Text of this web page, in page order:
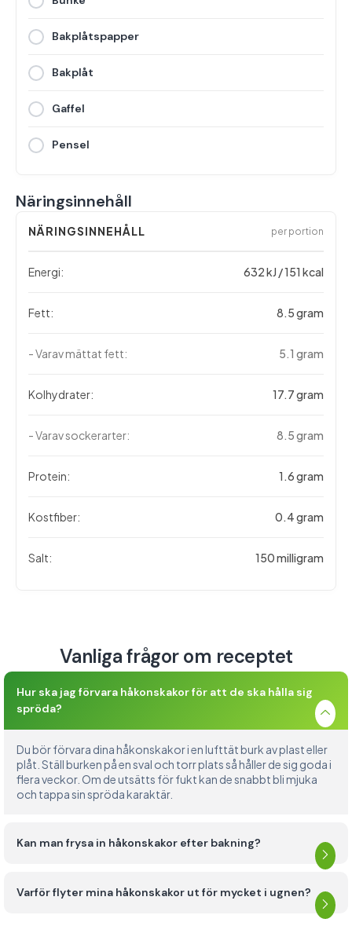
Bakplåtspapper
Bakplåt
Gaffel
Pensel
Näringsinnehåll
NÄRINGSINNEHÅLL per portion
Energi: 632 kJ / 151 kcal
Fett: 8.5 gram
- Varav mättat fett: 5.1 gram
Kolhydrater: 17.7 gram
- Varav sockerarter: 8.5 gram
Protein: 1.6 gram
Kostfiber: 0.4 gram
Salt: 150 milligram
Vanliga frågor om receptet
Hur ska jag förvara håkonskakor för att de ska hålla sig
spröda?
Du bör förvara dina håkonskakor i en lufttät burk av plast eller
plåt. Ställ burken på en sval och torr plats så håller de sig goda i
flera veckor. Om de utsätts för fukt kan de snabbt bli mjuka
och tappa sin spröda karaktär.
Kan man frysa in håkonskakor efter bakning?
Varför flyter mina håkonskakor ut för mycket i ugnen?